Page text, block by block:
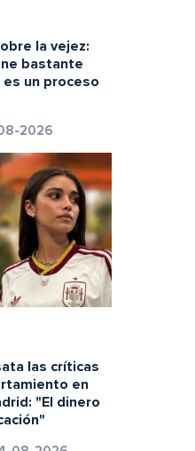
la vejez:
bastante
un proceso
2026
las críticas
en
"El dinero